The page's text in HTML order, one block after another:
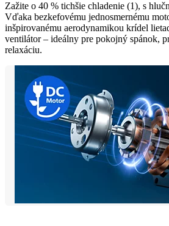
Zažite o 40 % tichšie chladenie (1), s
Vďaka bezkefovému jednosmernému
inšpirovanému aerodynamikou krídel
ventilátor – ideálny pre pokojný spánok,
relaxáciu.